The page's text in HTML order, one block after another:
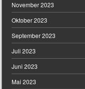
November 2023
Oktober 2023
September 2023
Juli 2023
Juni 2023
Mai 2023